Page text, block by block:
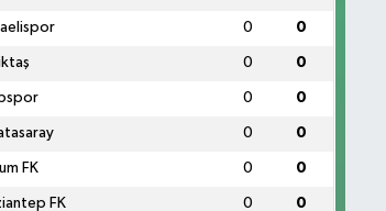
0 0
0 0
0 0
0 0
FK 0 0
FK 0 0